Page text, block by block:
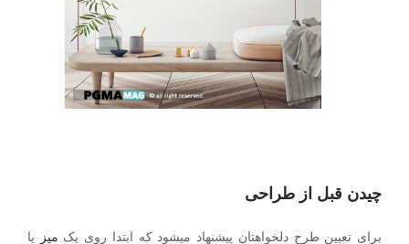
چیدن قبل از طراحی
برای تعیین طرح دلخواهتان پیشنهاد میشود که ابتدا روی یک میز یا